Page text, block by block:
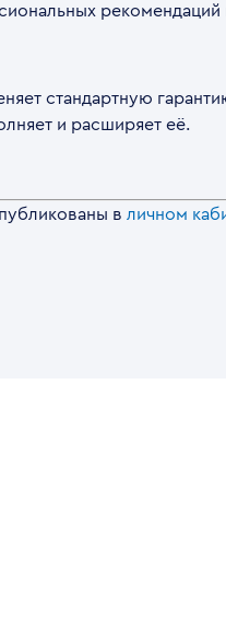
рекомендаций
стандартную
и расширяет её.
в личном